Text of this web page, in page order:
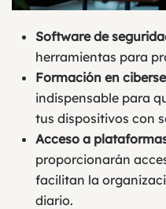
Software de
herramientas para
Formación en
indispensable para
tus dispositivos con
Acceso a
proporcionarán
facilitan la
diario.